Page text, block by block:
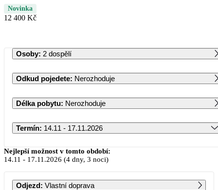
Novinka
12 400 Kč
Osoby: 2 dospělí
Odkud pojedete: Nerozhoduje
Délka pobytu: Nerozhoduje
Termín: 14.11 - 17.11.2026
Listopad 2026
PO ÚT ST ČT PÁ SO NE
Nejlepší možnost v tomto období:
14.11 - 17.11.2026 (4 dny, 3 noci)
Odjezd: Vlastní doprava